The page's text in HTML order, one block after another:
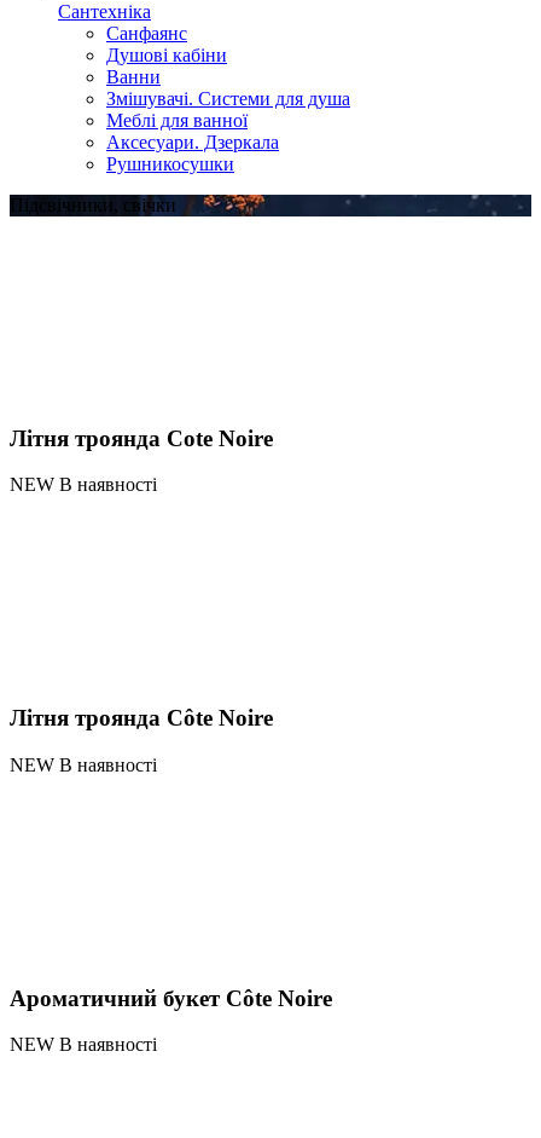
Сантехніка
Санфаянс
Душові кабіни
Ванни
Змішувачі. Системи для душа
Меблі для ванної
Аксесуари. Дзеркала
Рушникосушки
Підсвічники, свічки
Літня троянда Cote Noire
NEW В наявності
Літня троянда Côte Noire
NEW В наявності
Ароматичний букет Côte Noire
NEW В наявності